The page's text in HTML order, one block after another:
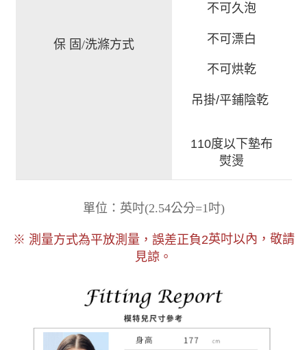
保 固/洗滌方式
不可久泡
不可漂白
不可烘乾
吊掛/平鋪陰乾
110度以下墊布
熨燙
單位：英吋(2.54公分=1吋)
※ 測量方式為平放測量，誤差正負2英吋以內，敬請
見諒。